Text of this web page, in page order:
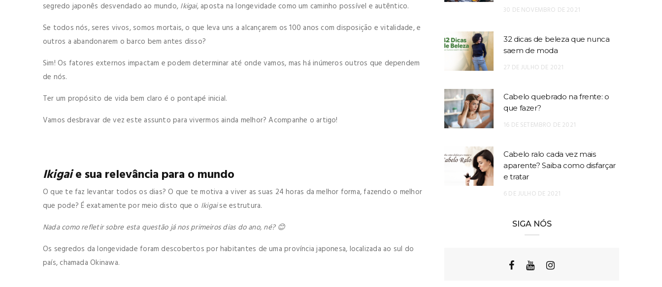
segredo japonês desvendado ao mundo, Ikigai, aposta na longevidade como um caminho possível e autêntico.
Se todos nós, seres vivos, somos mortais, o que leva uns a alcançarem os 100 anos com disposição e vitalidade, e
outros a abandonarem o barco bem antes disso?
Sim! Os fatores externos impactam e podem determinar até onde vamos, mas há inúmeros outros que dependem
de nós.
Ter um propósito de vida bem claro é o pontapé inicial.
Vamos desbravar de vez este assunto para vivermos ainda melhor? Acompanhe o artigo!
Ikigaie sua relevância para o mundo
O que te faz levantar todos os dias? O que te motiva a viver as suas 24 horas da melhor forma, fazendo o melhor
que pode? É exatamente por meio disto que o Ikigaise estrutura.
Nada como refletir sobre esta questão já nos primeiros dias do ano, né? 😊
Os segredos da longevidade foram descobertos por habitantes de uma província japonesa, localizada ao sul do
país, chamada Okinawa.
30 DE NOVEMBRO DE 2021
32 dicas de beleza que nunca
saem de moda
27 DE JULHO DE 2021
Cabelo quebrado na frente: o
que fazer?
16 DE SETEMBRO DE 2021
Cabelo ralo cada vez mais
aparente? Saiba como disfarçar
e tratar
6 DE JULHO DE 2021
SIGA NÓS